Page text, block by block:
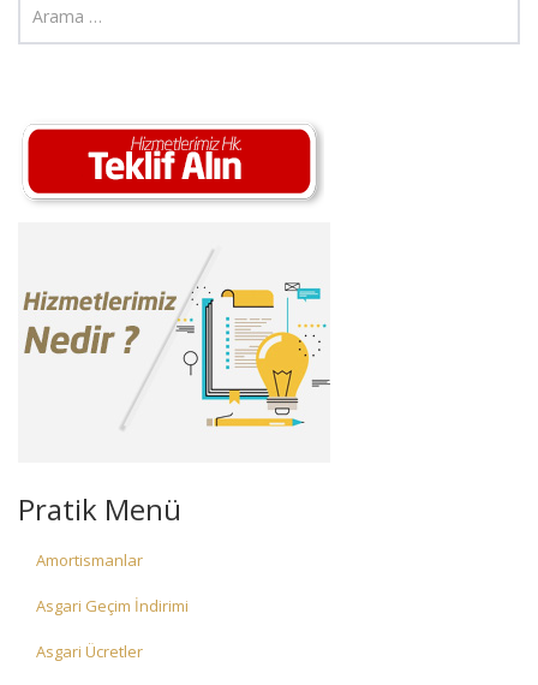
Pratik Menü
Amortismanlar
Asgari Geçim İndirimi
Asgari Ücretler